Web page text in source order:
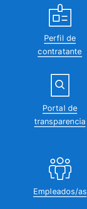
Perfil de
contratante
Portal de
transparencia
Empleados/as